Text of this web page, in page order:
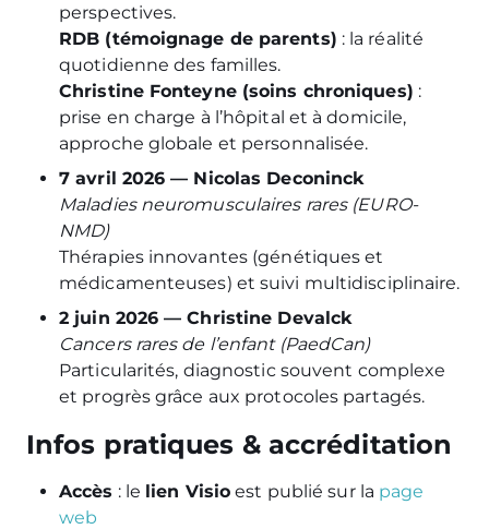
perspectives.
RDB (témoignage de parents) : la réalité
quotidienne des familles.
Christine Fonteyne (soins chroniques) :
prise en charge à l’hôpital et à domicile,
approche globale et personnalisée.
7 avril 2026 — Nicolas Deconinck
Maladies neuromusculaires rares (EURO-
NMD)
Thérapies innovantes (génétiques et
médicamenteuses) et suivi multidisciplinaire.
2 juin 2026 — Christine Devalck
Cancers rares de l’enfant (PaedCan)
Particularités, diagnostic souvent complexe
et progrès grâce aux protocoles partagés.
Infos pratiques & accréditation
Accès : le lien Visio est publié sur la page
web